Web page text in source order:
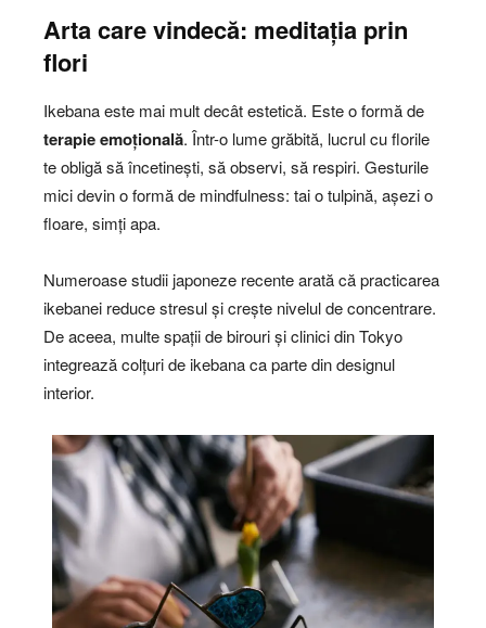
Arta care vindecă: meditația prin
flori
Ikebana este mai mult decât estetică. Este o formă de
terapie emoțională. Într-o lume grăbită, lucrul cu florile
te obligă să încetinești, să observi, să respiri. Gesturile
mici devin o formă de mindfulness: tai o tulpină, așezi o
floare, simți apa.
Numeroase studii japoneze recente arată că practicarea
ikebanei reduce stresul și crește nivelul de concentrare.
De aceea, multe spații de birouri și clinici din Tokyo
integrează colțuri de ikebana ca parte din designul
interior.